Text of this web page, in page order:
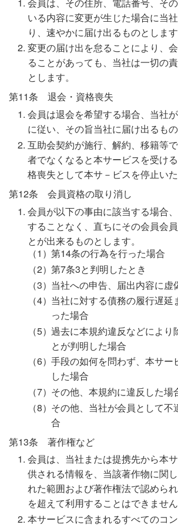
いる内容に変更が生じた場合に当
り、速やかに届け出るものとします
変更の届け出を怠ることにより、
ることがあっても、当社は一切の
とします。
第11条 退会・資格喪失
会員は退会を希望する場合、当社
に従い、その旨当社に届け出るもの
互助会契約が施行、解約、移籍等
者でなくなると本サービスを受け
格喪失として本サ－ビスを停止いた
第12条 会員資格の取り消し
会員が以下の事由に該当する場合
することなく、直ちにその会員会
とが出来るものとします。
第14条の行為を行った場合
第7条3と判明したとき
当社への申告、届出内容に虚
当社に対する債務の履行遅延
った場合
過去に本規約違反などにより
とが判明した場合
手段の如何を問わず、本サー
した場合
その他、本規約に違反した場
その他、当社が会員として不
合
第13条 著作権など
会員は、当社または提携先から本
供される情報を、当該著作物に関
れた範囲および著作権法で認めら
を超えて利用することはできません
本サービスに含まれるすべてのコ